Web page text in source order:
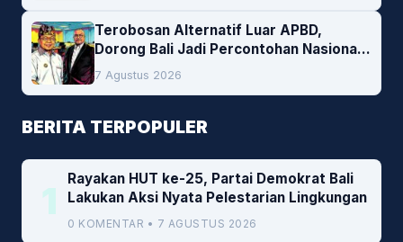
Terobosan Alternatif Luar APBD,
Dorong Bali Jadi Percontohan Nasional
Pembiayaan Daerah
7 Agustus 2026
BERITA TERPOPULER
1
Rayakan HUT ke-25, Partai Demokrat Bali
Lakukan Aksi Nyata Pelestarian Lingkungan
0 KOMENTAR • 7 AGUSTUS 2026